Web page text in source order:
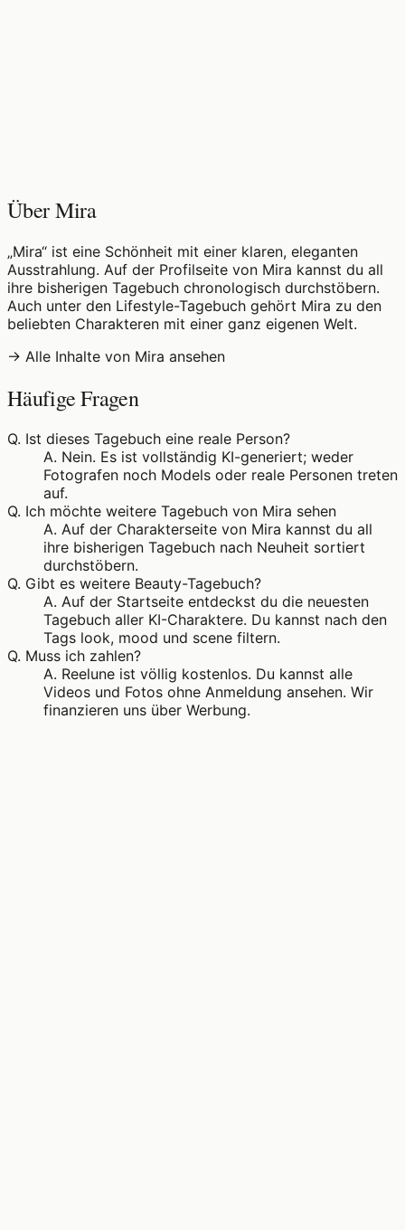
Über Mira
„Mira“ ist eine Schönheit mit einer klaren, eleganten
Ausstrahlung. Auf der Profilseite von Mira kannst du all
ihre bisherigen Tagebuch chronologisch durchstöbern.
Auch unter den Lifestyle-Tagebuch gehört Mira zu den
beliebten Charakteren mit einer ganz eigenen Welt.
→ Alle Inhalte von Mira ansehen
Häufige Fragen
Q. Ist dieses Tagebuch eine reale Person?
A. Nein. Es ist vollständig KI-generiert; weder
Fotografen noch Models oder reale Personen treten
auf.
Q. Ich möchte weitere Tagebuch von Mira sehen
A. Auf der Charakterseite von Mira kannst du all
ihre bisherigen Tagebuch nach Neuheit sortiert
durchstöbern.
Q. Gibt es weitere Beauty-Tagebuch?
A. Auf der Startseite entdeckst du die neuesten
Tagebuch aller KI-Charaktere. Du kannst nach den
Tags look, mood und scene filtern.
Q. Muss ich zahlen?
A. Reelune ist völlig kostenlos. Du kannst alle
Videos und Fotos ohne Anmeldung ansehen. Wir
finanzieren uns über Werbung.